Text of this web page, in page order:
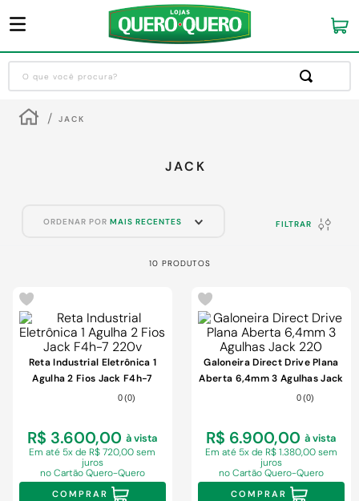
O que você procura?
JACK
JACK
ORDENAR POR MAIS RECENTES FILTRAR
10 PRODUTOS
Reta Industrial Eletrônica 1
Agulha 2 Fios Jack F4h-7
0 (0)
R$ 3.600,00 à vista
Ematé 5x de R$ 720,00 sem
juros
no Cartão Quero-Quero
COMPRAR
Galoneira Direct Drive Plana
Aberta 6,4mm 3 Agulhas Jack
0 (0)
R$ 6.900,00 à vista
Em até 5x de R$ 1.380,00 sem
juros
no Cartão Quero-Quero
COMPRAR
Termos mais buscados
sofa
º
º porta
chuveiro
comoda